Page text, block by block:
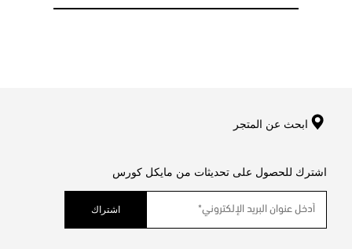
ابحث عن المتجر
اشترك للحصول على تحديثات من مايكل كورس
اشتراك